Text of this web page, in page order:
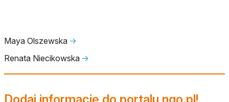
Maya Olszewska 🡢
Renata Niecikowska 🡢